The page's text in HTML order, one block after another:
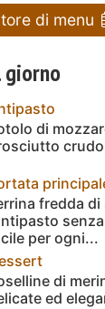
di menu
di
crudo
fredda di
per ogni...
di
ed